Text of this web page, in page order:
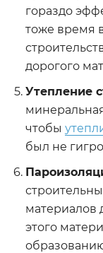
гораздо
тоже время
дорогого
Утепление
чтобы
был не
материалов
этого